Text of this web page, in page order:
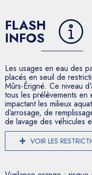
FLASH
INFOS
Les usages en eau des
placés en seuil de
Mûrs-Érigné. Ce niveau
tous les prélèvements en
impactant les milieux
d’arrosage, de
de lavage des véhicules
VOIR LES